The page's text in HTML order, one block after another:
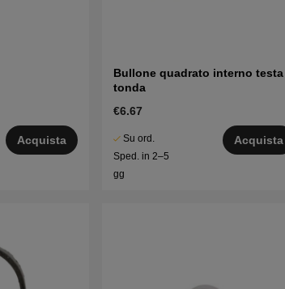
Acquista
Bullone quadrato interno testa
tonda
€6.67
Su ord.
Sped. in 2–5
gg
Acquista